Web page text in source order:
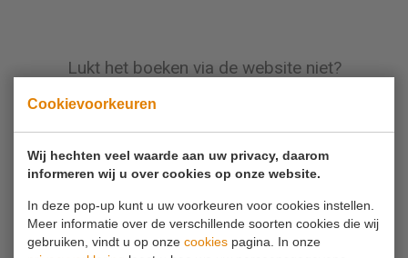
Cookievoorkeuren
Wij hechten veel waarde aan uw privacy, daarom
informeren wij u over cookies op onze website.
In deze pop-up kunt u uw voorkeuren voor cookies instellen.
Meer informatie over de verschillende soorten cookies die wij
gebruiken, vindt u op onze cookies pagina. In onze
Lukt het boeken via de website niet?
Als u vragen heeft kunt u uiteraard altijd